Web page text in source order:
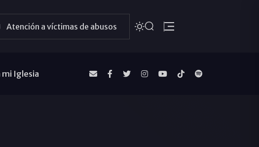
Atención a víctimas de abusos
mi Iglesia